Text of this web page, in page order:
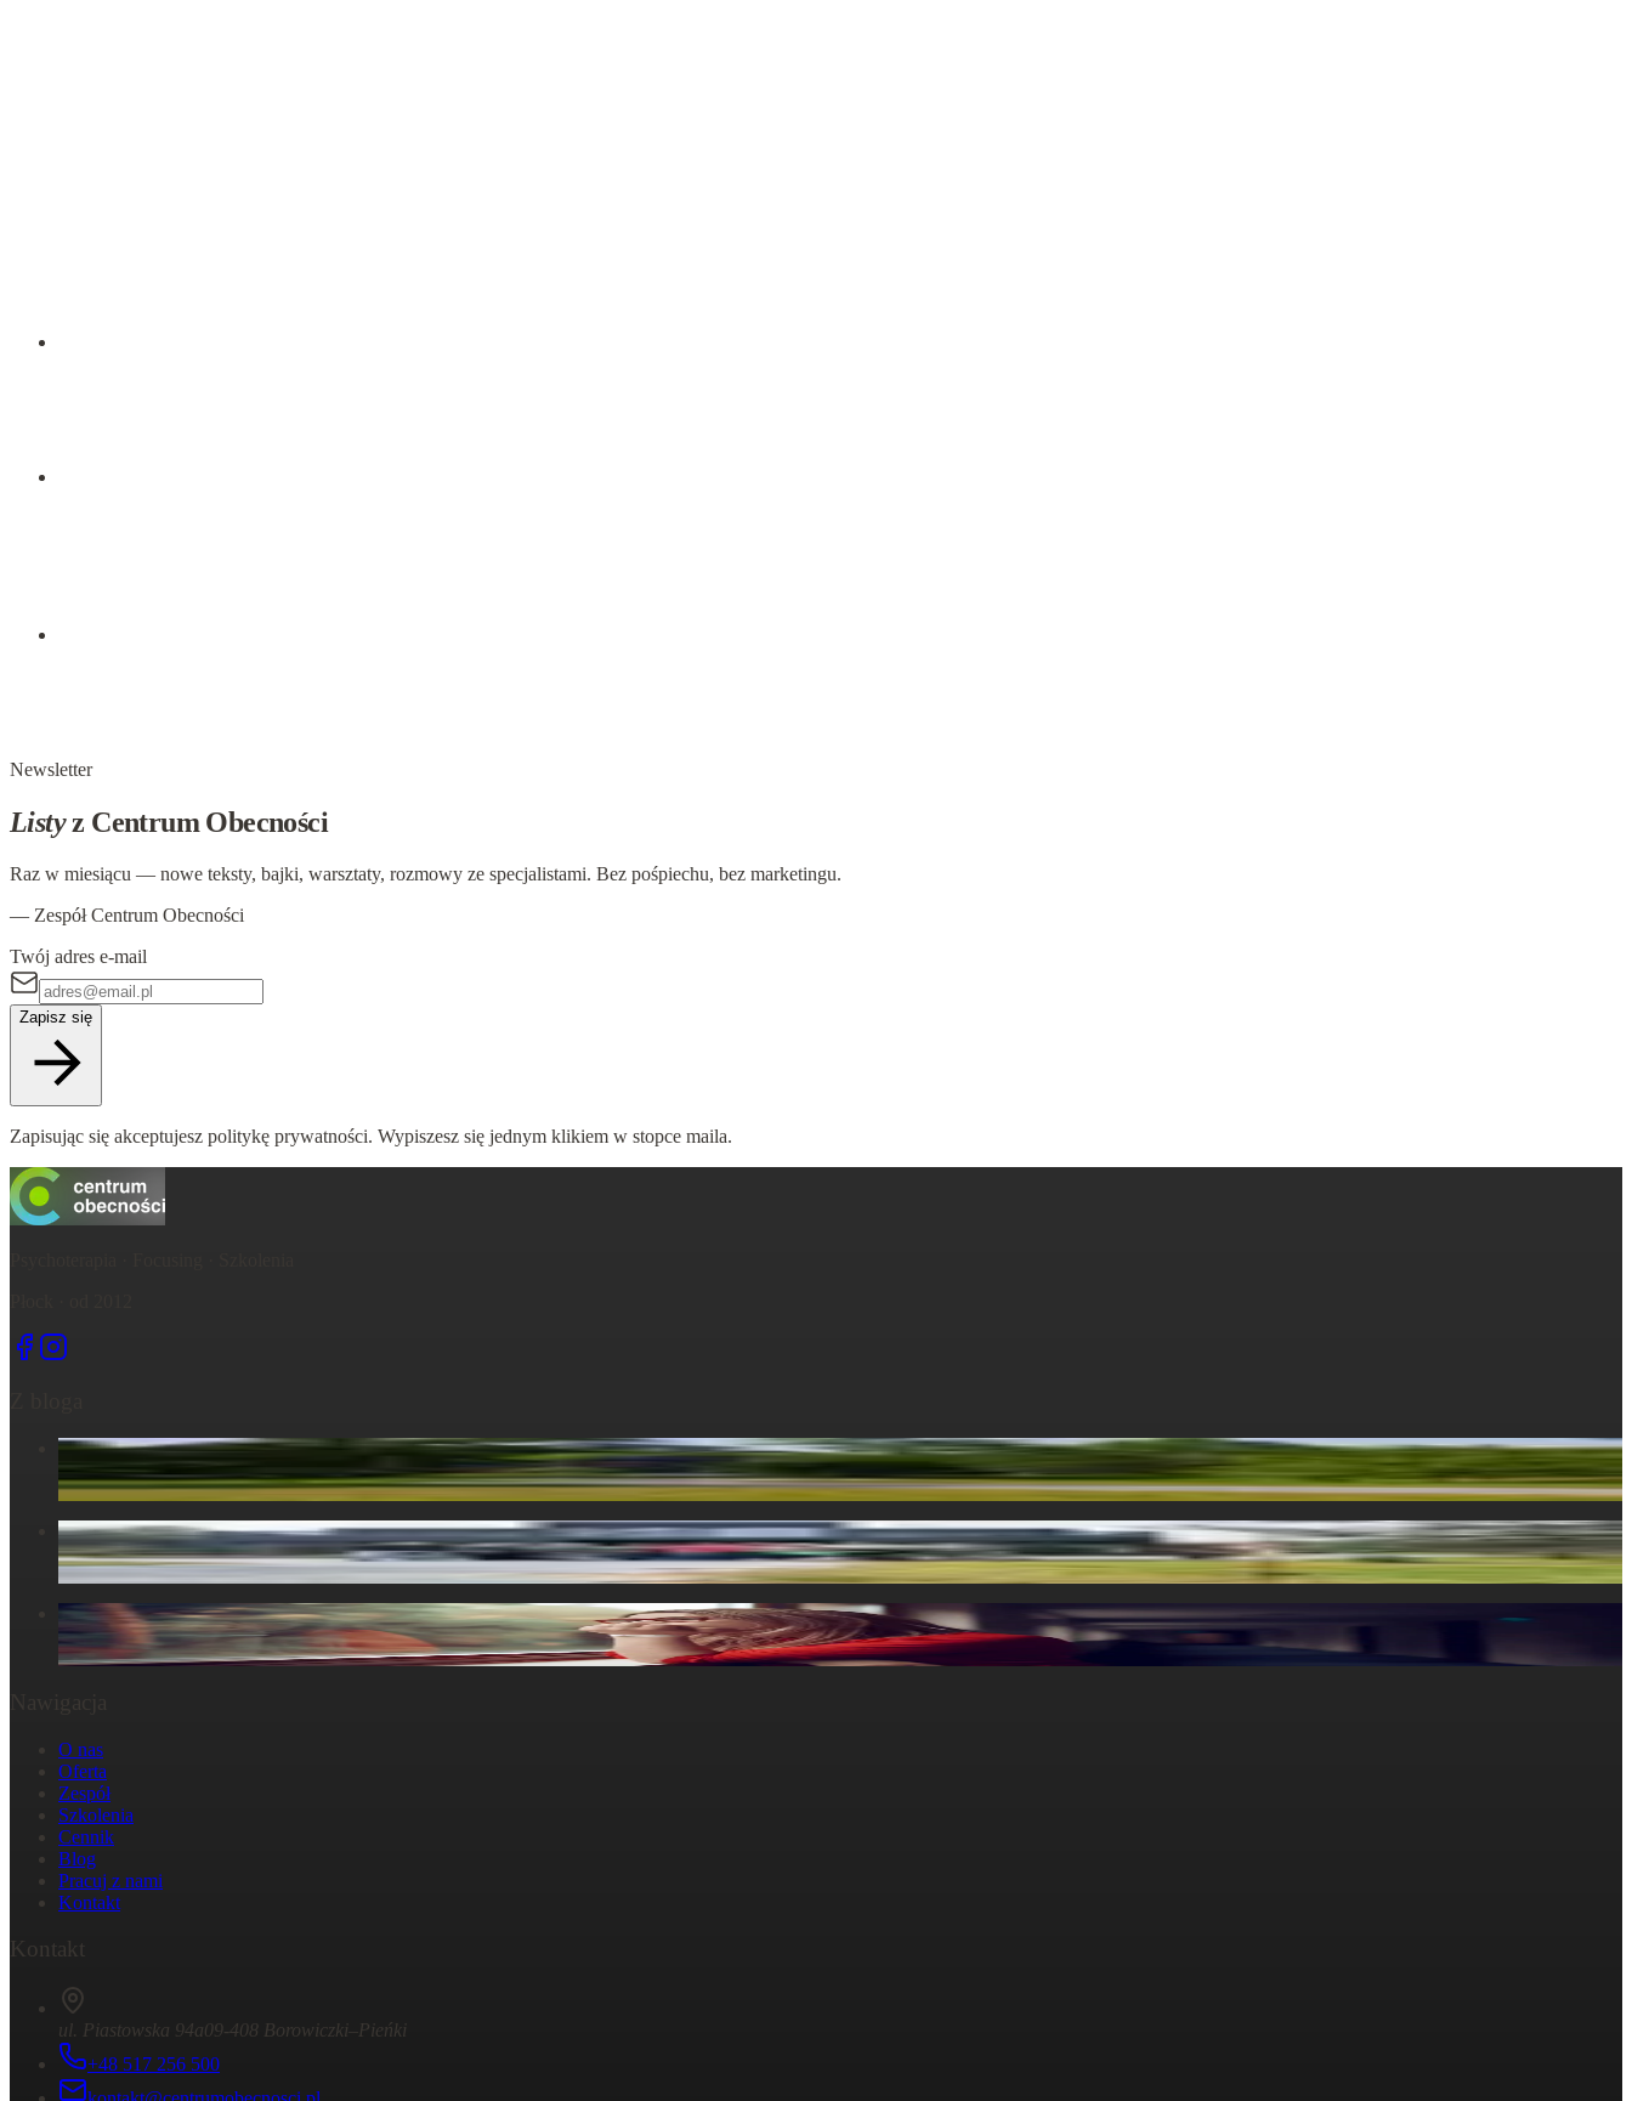
Newsletter
Listyz Centrum Obecności
Raz w miesiącu — nowe teksty, bajki, warsztaty, rozmowy ze specjalistami. Bez pośpiechu, bez marketingu.
— Zespół Centrum Obecności
Twój adres e-mail
Zapisz się
Zapisując się akceptujesz politykę prywatności. Wypiszesz się jednym klikiem w stopce maila.
Centrum Obecności – świętujemy – życie, które wydarza się tu, razem...
6 maja 2025
Centrum Obecności – Miejsce, gdzie natura splata się z ludzkim doświadczeniem
30 marca 2025
W głowie się nie mieści, ale w ciele już tak: Strata
29 października 2024
O nas
Oferta
Zespół
Szkolenia
Cennik
Blog
Pracuj z nami
Kontakt
Kontakt
ul. Piastowska 94a09-408 Borowiczki–Pieńki
+48 517 256 500